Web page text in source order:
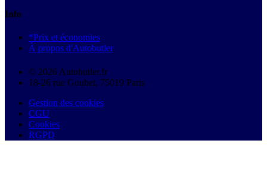
Info
*Prix et économies
À propos d'Autobutler
© 2026 Autobutler.fr
18-26 rue Goubet, 75019 Paris
Gestion des cookies
CGU
Cookies
RGPD